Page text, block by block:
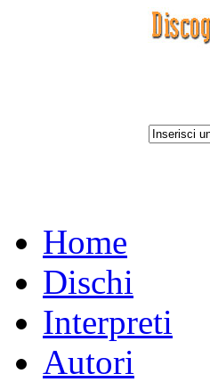
Home
Dischi
Interpreti
Autori